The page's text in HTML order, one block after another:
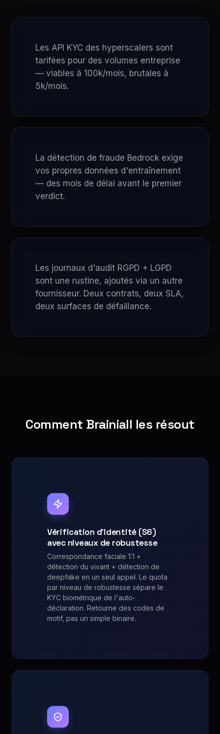
Les API KYC des hyperscalers sont
tarifées pour des volumes entreprise
— viables à 100k/mois, brutales à
5k/mois.
La détection de fraude Bedrock exige
vos propres données d'entraînement
— des mois de délai avant le premier
verdict.
Les journaux d'audit RGPD + LGPD
sont une rustine, ajoutés via un autre
fournisseur. Deux contrats, deux SLA,
deux surfaces de défaillance.
Comment Brainiall les résout
Vérification d'identité (S6)
avec niveaux de robustesse
Correspondance faciale 1:1 +
détection du vivant + détection de
deepfake en un seul appel. Le quota
par niveau de robustesse sépare le
KYC biométrique de l'auto-
déclaration. Retourne des codes de
motif, pas un simple binaire.